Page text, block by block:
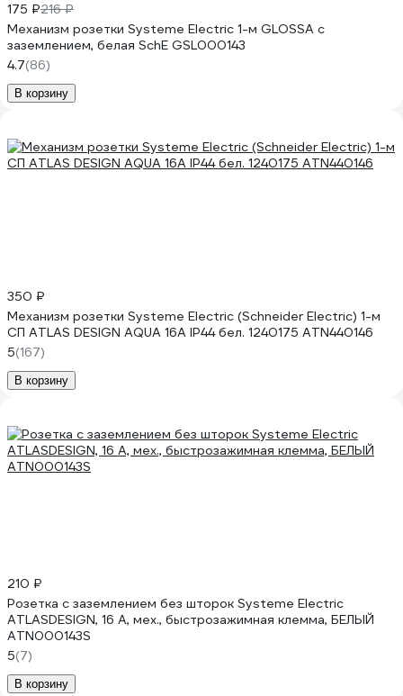
175 ₽216 ₽
Механизм розетки Systeme Electric 1-м GLOSSA с
заземлением, белая SchE GSL000143
4.7(86)
В корзину
350 ₽
Механизм розетки Systeme Electric (Schneider Electric) 1-м
СП ATLAS DESIGN AQUA 16А IP44 бел. 1240175 ATN440146
5(167)
В корзину
210 ₽
Розетка с заземлением без шторок Systeme Electric
ATLASDESIGN, 16 А, мех., быстрозажимная клемма, БЕЛЫЙ
ATN000143S
5(7)
В корзину